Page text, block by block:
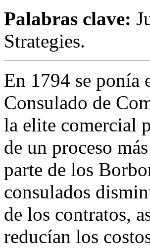
Palabras clave:
Strategies.
En 1794 se ponía
Consulado de
la elite comercial
de un proceso
parte de los
consulados
de los contratos,
reducían los